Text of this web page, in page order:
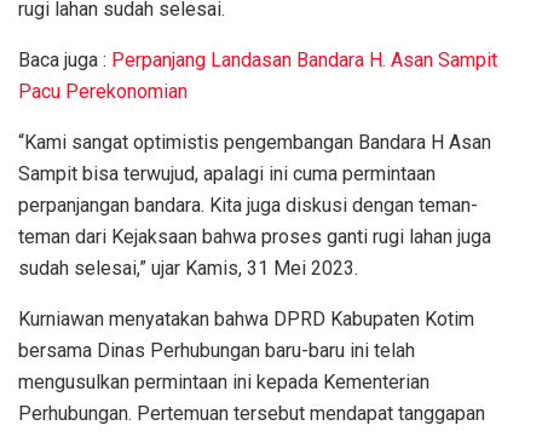
rugi lahan sudah selesai.
Baca juga : Perpanjang Landasan Bandara H. Asan Sampit
Pacu Perekonomian
“Kami sangat optimistis pengembangan Bandara H Asan
Sampit bisa terwujud, apalagi ini cuma permintaan
perpanjangan bandara. Kita juga diskusi dengan teman-
teman dari Kejaksaan bahwa proses ganti rugi lahan juga
sudah selesai,” ujar Kamis, 31 Mei 2023.
Kurniawan menyatakan bahwa DPRD Kabupaten Kotim
bersama Dinas Perhubungan baru-baru ini telah
mengusulkan permintaan ini kepada Kementerian
Perhubungan. Pertemuan tersebut mendapat tanggapan